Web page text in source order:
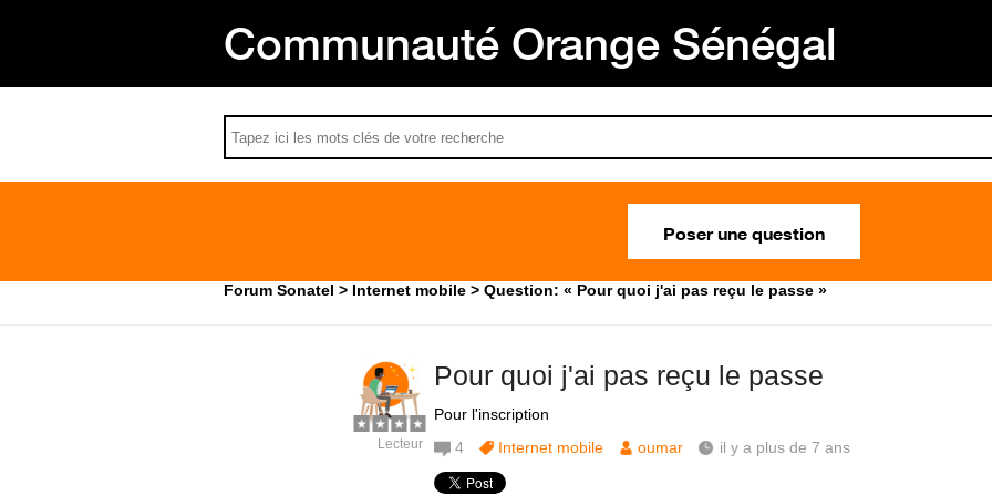
Communauté Orange Sénégal
Poser une question
Forum Sonatel Internet mobile Question: « Pour quoi j'ai pas reçu le passe »
Pour quoi j'ai pas reçu le passe
Pour l'inscription
Lecteur 4 Internet mobile oumar il y a plus de 7 ans